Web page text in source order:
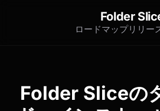
Folder
ロードマップリリー
Folder Sliceの